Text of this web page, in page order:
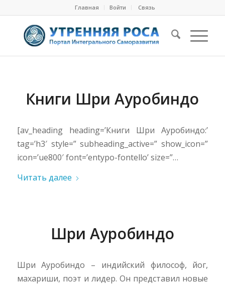
Главная Войти Cвязь
Книги Шри Ауробиндо
[av_heading heading=’Книги Шри Ауробиндо:’
tag=’h3′ style=” subheading_active=” show_icon=”
icon=’ue800′ font=’entypo-fontello’ size=”…
Читать далее
Шри Ауробиндо
Шри Ауробиндо – индийский философ, йог,
махариши, поэт и лидер. Он представил новые